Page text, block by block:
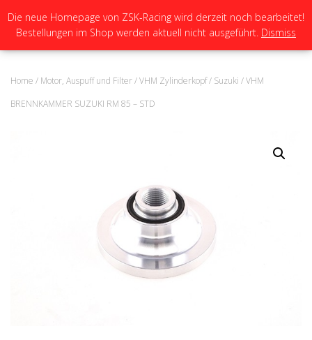
N
A
Home / Motor, Auspuff und Filter/VHM Zylinderkopf/ Suzuki / VHM
BRENNKAMMER SUZUKI RM 85 – STD
Die neue Homepage von ZSK-Racing wird derzeit noch bearbeitet!
Bestellungen im Shop werden aktuell nicht ausgeführt. Dismiss